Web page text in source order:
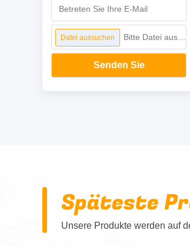
Datei aussuchen
Senden Sie
Späteste
Unsere Produkte werden auf